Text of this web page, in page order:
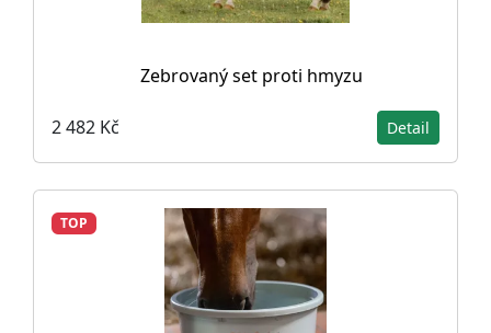
Zebrovaný set proti hmyzu
2 482 Kč Detail
TOP